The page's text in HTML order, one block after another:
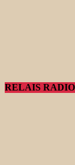
RELAIS